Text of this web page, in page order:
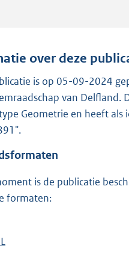
n
s
g
r
o
:
over deze
is op 05-09-2024
van Delfland.
Geometrie en heeft als
is de publicatie
formaten:
e